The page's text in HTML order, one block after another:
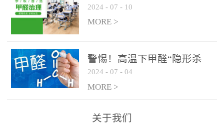
厅关于加强学校新建校舍室
内空气质量管理通知
2024 - 07 - 10
MORE >
警惕！高温下甲醛“隐形杀
手”来袭，你的家安全吗？
2024 - 07 - 04
MORE >
关于我们